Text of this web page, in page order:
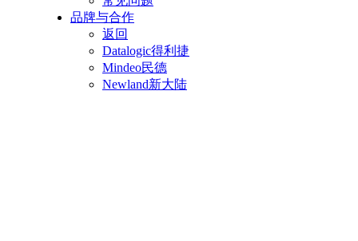
品牌与合作
返回
Datalogic得利捷
Mindeo民德
Newland新大陆